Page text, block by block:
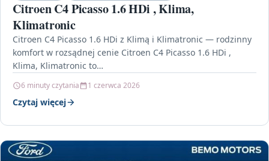
Citroen C4 Picasso 1.6 HDi , Klima,
Klimatronic
Citroen C4 Picasso 1.6 HDi z Klimą i Klimatronic — rodzinny
komfort w rozsądnej cenie Citroen C4 Picasso 1.6 HDi ,
Klima, Klimatronic to…
6 minuty czytania 1 czerwca 2026
Czytaj więcej